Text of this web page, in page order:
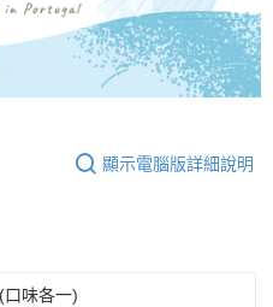
顯示電腦版詳細說明
味各一)